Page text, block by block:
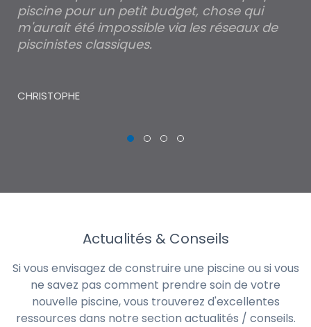
piscine pour un petit budget, chose qui
m'aurait été impossible via les réseaux de
piscinistes classiques.
CHRISTOPHE
Actualités & Conseils
Si vous envisagez de construire une piscine ou si vous
ne savez pas comment prendre soin de votre
nouvelle piscine, vous trouverez d'excellentes
ressources dans notre section actualités / conseils.